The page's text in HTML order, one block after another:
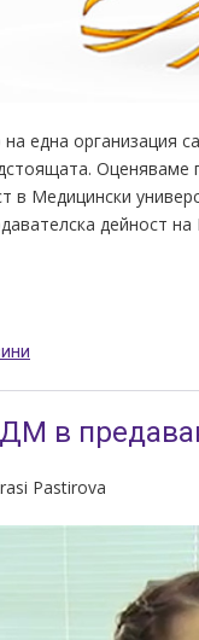
една организация
Оценяваме
в Медицински
дейност
в
Pastirova